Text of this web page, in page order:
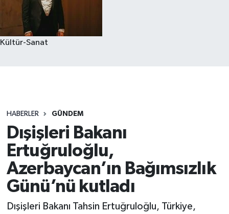
Kültür-Sanat
HABERLER GÜNDEM
Dışişleri Bakanı
Ertuğruloğlu,
Azerbaycan’ın Bağımsızlık
Günü’nü kutladı
Dışişleri Bakanı Tahsin Ertuğruloğlu, Türkiye,